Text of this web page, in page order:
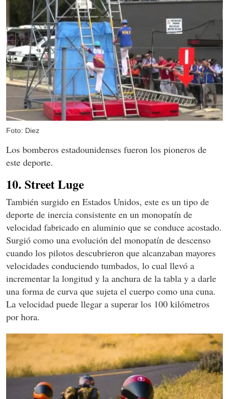
Foto: Diez
Los bomberos estadounidenses fueron los pioneros de
este deporte.
10. Street Luge
También surgido en Estados Unidos, este es un tipo de
deporte de inercia consistente en un monopatín de
velocidad fabricado en aluminio que se conduce acostado.
Surgió como una evolución del monopatín de descenso
cuando los pilotos descubrieron que alcanzaban mayores
velocidades conduciendo tumbados, lo cual llevó a
incrementar la longitud y la anchura de la tabla y a darle
una forma de curva que sujeta el cuerpo como una cuna.
La velocidad puede llegar a superar los 100 kilómetros
por hora.